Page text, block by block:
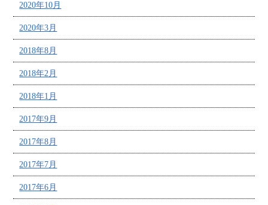
2020年10月
2020年3月
2018年8月
2018年2月
2018年1月
2017年9月
2017年8月
2017年7月
2017年6月